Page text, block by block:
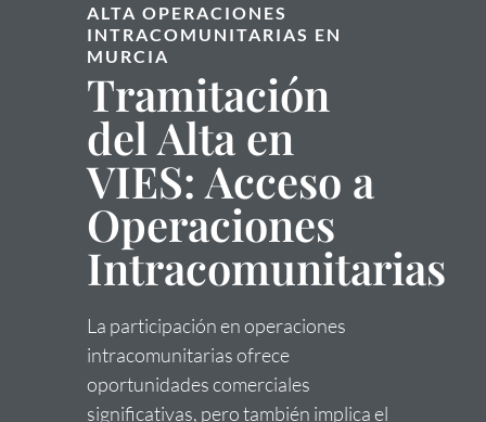
ALTA OPERACIONES
INTRACOMUNITARIAS EN
MURCIA
Tramitación
del Alta en
VIES: Acceso a
Operaciones
Intracomunitarias
La participación en operaciones
intracomunitarias ofrece
oportunidades comerciales
significativas, pero también implica el